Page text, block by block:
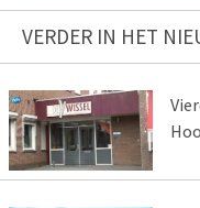
VERDER IN HET